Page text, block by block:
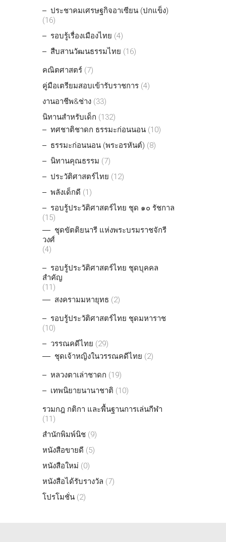
ประชาคมเศรษฐกิจอาเซียน (ปกแข็ง)
(16)
รอบรู้เรื่องเมืองไทย (4)
สืบสานวัฒนธรรมไทย (16)
คณิตศาสตร์ (7)
คู่มือเตรียมสอบเข้ารับราชการ (4)
งานอาชีพ&ช่าง (33)
นิทานสำหรับเด็ก (132)
ทศชาติชาดก ธรรมะก่อนนอน (10)
ธรรมะก่อนนอน (พระอรหันต์) (8)
นิทานคุณธรรม (7)
ประวัติศาสตร์ไทย (12)
พลังเด็กดี (1)
รอบรู้ประวัติศาสตร์ไทย ชุด ๑๐ รัชกาล
(15)
ชุดขัตติยนารี แห่งพระบรมราชจักรี
วงศ์
(4)
รอบรู้ประวัติศาสตร์ไทย ชุดบุคคล
สำคัญ
(11)
สงครามมหายุทธ (2)
รอบรู้ประวัติศาสตร์ไทย ชุดมหาราช
(10)
วรรณคดีไทย (29)
ชุดเจ้าหญิงในวรรณคดีไทย (2)
หลวงตาเล่าชาดก (19)
เทพนิยายนานาชาติ (10)
รวมกฎ กติกา และพื้นฐานการเล่นกีฬา
(11)
สำนักพิมพ์นิช (9)
หนังสือขายดี (5)
หนังสือใหม่ (0)
หนังสือได้รับรางวัล (7)
โปรโมชั่น (2)